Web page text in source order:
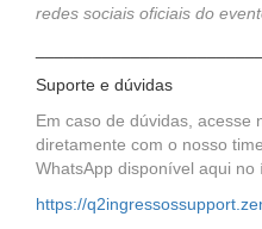
redes sociais oficiais do
Suporte e dúvidas
Em caso de dúvidas, acesse
diretamente com o nosso
WhatsApp disponível aqui no
https://